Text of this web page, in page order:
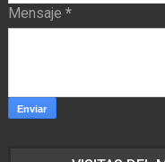
Mensaje *